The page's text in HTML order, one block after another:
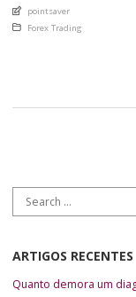
Where Are We with
An article by
pointsaver
Posted in
Forex Trading
Search for:
ARTIGOS RECENTES
Quanto demora um